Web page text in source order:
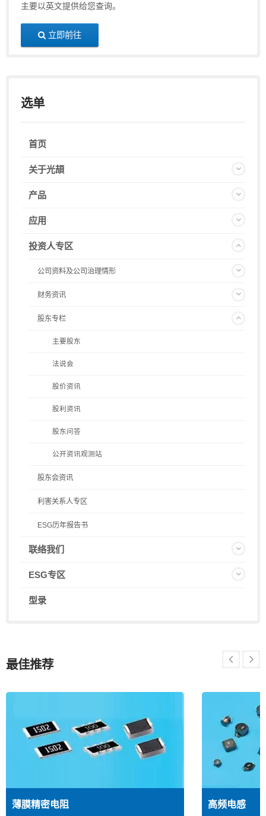
主要以英文提供给您查询。
立即前往
选单
首页
关于光頡
产品
应用
投资人专区
公司资料及公司治理情形
财务资讯
股东专栏
主要股东
法说会
股价资讯
股利资讯
股东问答
公开资讯观测站
股东会资讯
利害关系人专区
ESG历年报告书
联络我们
ESG专区
型录
最佳推荐
薄膜精密电阻 高频电感